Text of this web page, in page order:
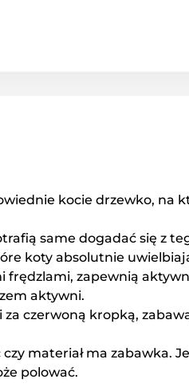
kocie drzewko, na
same dogadać się z
koty absolutnie
zapewnią
aktywni.
czerwoną kropką,
materiał ma zabawka.
polować.